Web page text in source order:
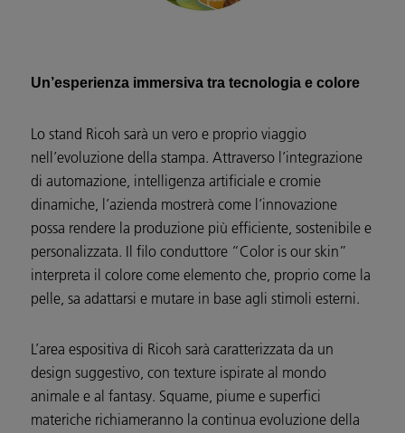
Un’esperienza immersiva tra tecnologia e colore
Lo stand Ricoh sarà un vero e proprio viaggio
nell’evoluzione della stampa. Attraverso l’integrazione
di automazione, intelligenza artificiale e cromie
dinamiche, l’azienda mostrerà come l’innovazione
possa rendere la produzione più efficiente, sostenibile e
personalizzata. Il filo conduttore “Color is our skin”
interpreta il colore come elemento che, proprio come la
pelle, sa adattarsi e mutare in base agli stimoli esterni.
L’area espositiva di Ricoh sarà caratterizzata da un
design suggestivo, con texture ispirate al mondo
animale e al fantasy. Squame, piume e superfici
materiche richiameranno la continua evoluzione della